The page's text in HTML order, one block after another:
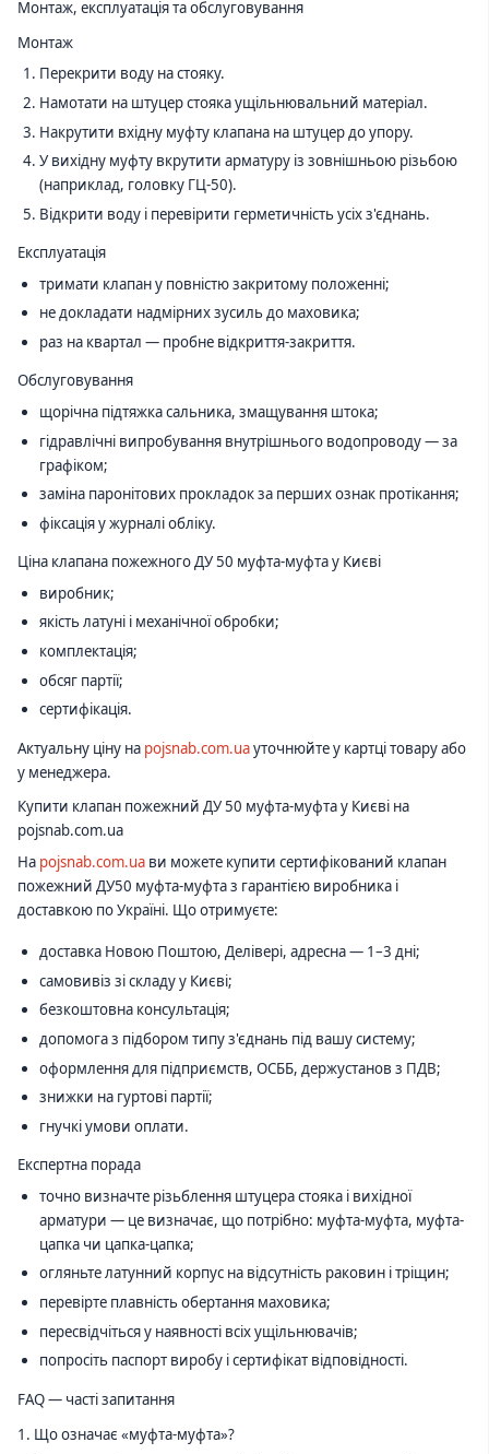
Монтаж, експлуатація та обслуговування
Монтаж
Перекрити воду на стояку.
Намотати на штуцер стояка ущільнювальний матеріал.
Накрутити вхідну муфту клапана на штуцер до упору.
У вихідну муфту вкрутити арматуру із зовнішньою різьбою
(наприклад, головку ГЦ-50).
Відкрити воду і перевірити герметичність усіх з'єднань.
Експлуатація
тримати клапан у повністю закритому положенні;
не докладати надмірних зусиль до маховика;
раз на квартал — пробне відкриття-закриття.
Обслуговування
щорічна підтяжка сальника, змащування штока;
гідравлічні випробування внутрішнього водопроводу — за
графіком;
заміна паронітових прокладок за перших ознак протікання;
фіксація у журналі обліку.
Ціна клапана пожежного ДУ 50 муфта-муфта у Києві
виробник;
якість латуні і механічної обробки;
комплектація;
обсяг партії;
сертифікація.
Актуальну ціну на pojsnab.com.uaуточнюйте у картці товару або
у менеджера.
Купити клапан пожежний ДУ 50 муфта-муфта у Києві на
pojsnab.com.ua
На pojsnab.com.ua ви можете купити сертифікований клапан
пожежний ДУ50 муфта-муфта з гарантією виробника і
доставкою по Україні. Що отримуєте:
доставка Новою Поштою, Делівері, адресна — 1–3 дні;
самовивіз зі складу у Києві;
безкоштовна консультація;
допомога з підбором типу з'єднань під вашу систему;
оформлення для підприємств, ОСББ, держустанов з ПДВ;
знижки на гуртові партії;
гнучкі умови оплати.
Експертна порада
точно визначте різьблення штуцера стояка і вихідної
арматури — це визначає, що потрібно: муфта-муфта, муфта-
цапка чи цапка-цапка;
огляньте латунний корпус на відсутність раковин і тріщин;
перевірте плавність обертання маховика;
пересвідчіться у наявності всіх ущільнювачів;
попросіть паспорт виробу і сертифікат відповідності.
FAQ — часті запитання
1. Що означає «муфта-муфта»?